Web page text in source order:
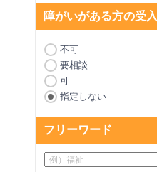
障がいがある方の受入
不可
要相談
可
指定しない
フリーワード